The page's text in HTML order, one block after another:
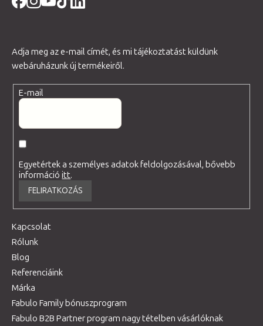
Adja meg az e-mail címét, és mi tájékoztatást küldünk
webáruházunk új termékeiről.
E-mail
Egyetértek a személyes adatok feldolgozásával, bővebb
információitt.
FELIRATKOZÁS
Kapcsolat
Rólunk
Blog
Referenciáink
Márka
Fabulo Family bónuszprogram
Fabulo B2B Partner program nagy tételben vásárlóknak